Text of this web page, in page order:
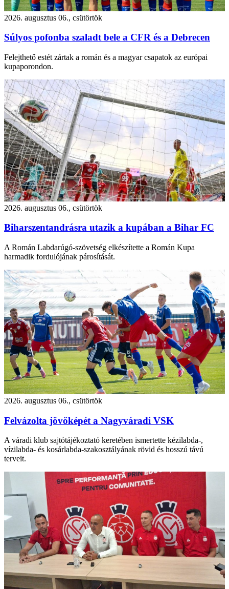
2026. augusztus 06., csütörtök
Súlyos pofonba szaladt bele a CFR és a Debrecen
Felejthető estét zártak a román és a magyar csapatok az európai
kupaporondon.
2026. augusztus 06., csütörtök
Biharszentandrásra utazik a kupában a Bihar FC
A Román Labdarúgó-szövetség elkészítette a Román Kupa
harmadik fordulójának párosítását.
2026. augusztus 06., csütörtök
Felvázolta jövőképét a Nagyváradi VSK
A váradi klub sajtótájékoztató keretében ismertette kézilabda-,
vízilabda- és kosárlabda-szakosztályának rövid és hosszú távú
terveit.